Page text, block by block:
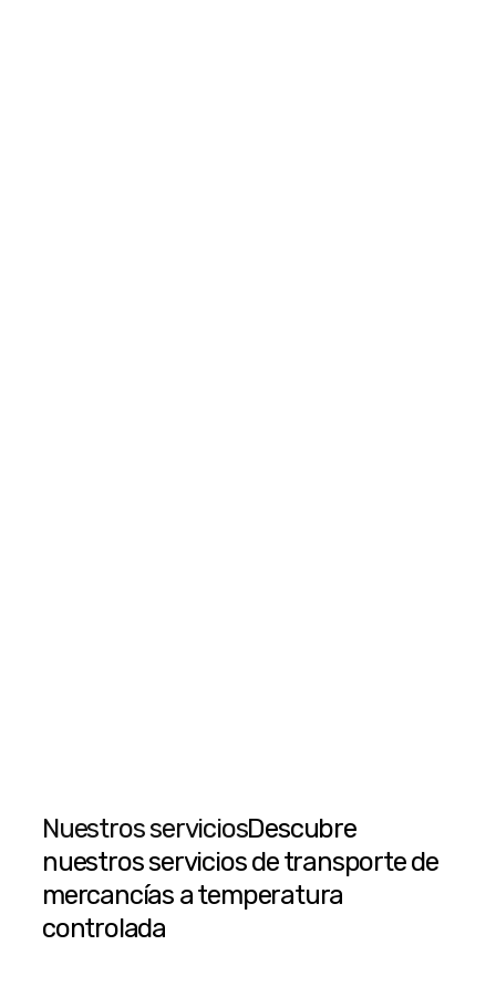
Nuestros serviciosDescubre
nuestros servicios de transporte de
mercancías a temperatura
controlada